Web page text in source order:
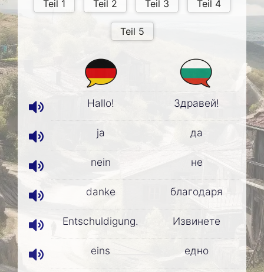
Hallo! Здравей!
ja да
nein не
danke благодаря
Entschuldigung. Извинете
eins едно